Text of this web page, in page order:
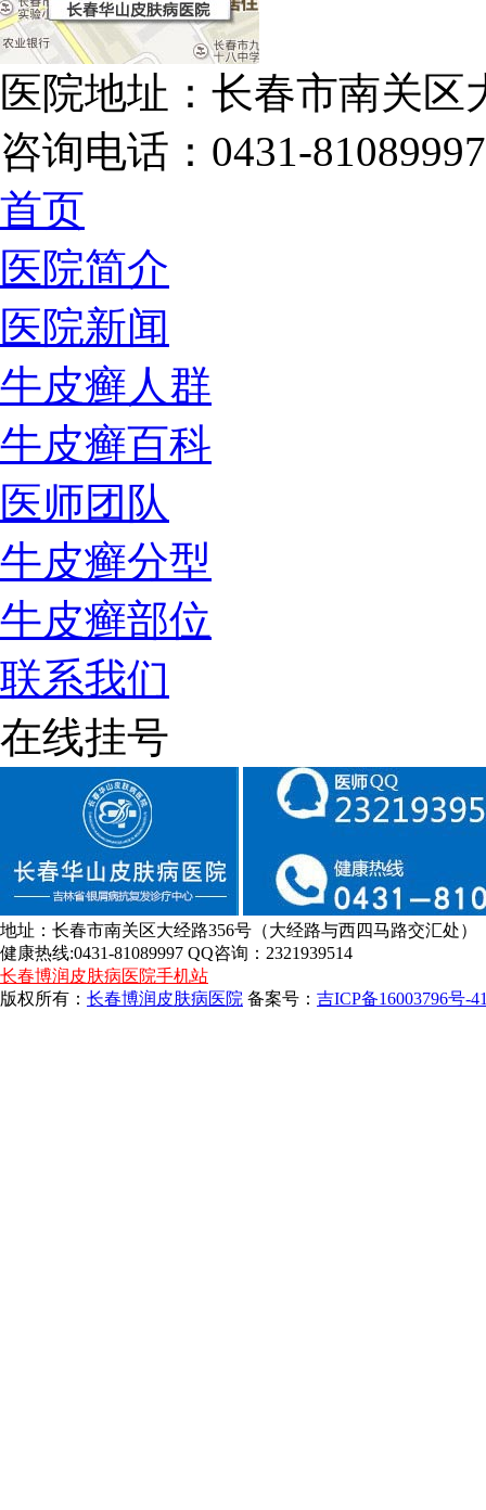
医院地址：长春市南关区
咨询电话：0431-81089997
首页
医院简介
医院新闻
牛皮癣人群
牛皮癣百科
医师团队
牛皮癣分型
牛皮癣部位
联系我们
在线挂号
地址：长春市南关区大经路356号（大经路与西四马路交汇处）
健康热线:0431-81089997 QQ咨询：2321939514
长春博润皮肤病医院手机站
版权所有： 长春博润皮肤病医院 备案号： 吉ICP备16003796号-